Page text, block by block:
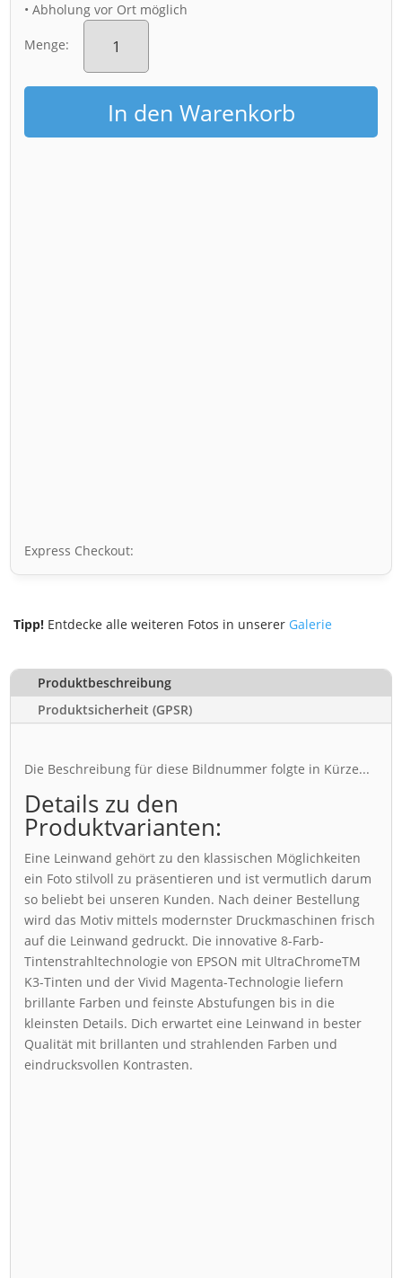
• Abholung vor Ort möglich
Menge:
Leinwand
(01102)
Dresden
Menge
In den Warenkorb
Express Checkout:
Tipp! Entdecke alle weiteren Fotos in unserer Galerie
Produktbeschreibung
Produktsicherheit (GPSR)
Die Beschreibung für diese Bildnummer folgte in Kürze...
Details zu den
Produktvarianten:
Eine Leinwand gehört zu den klassischen Möglichkeiten
ein Foto stilvoll zu präsentieren und ist vermutlich darum
so beliebt bei unseren Kunden. Nach deiner Bestellung
wird das Motiv mittels modernster Druckmaschinen frisch
auf die Leinwand gedruckt. Die innovative 8-Farb-
Tintenstrahltechnologie von EPSON mit UltraChromeTM
K3-Tinten und der Vivid Magenta-Technologie liefern
brillante Farben und feinste Abstufungen bis in die
kleinsten Details. Dich erwartet eine Leinwand in bester
Qualität mit brillanten und strahlenden Farben und
eindrucksvollen Kontrasten.